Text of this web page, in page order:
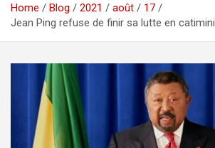
Home Blog 2021 août
17
Jean Ping refuse de finir sa lutte en catimini